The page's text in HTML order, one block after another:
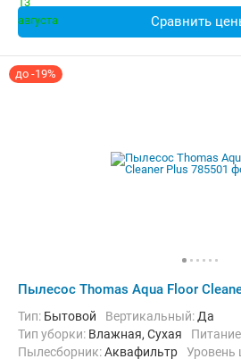
Сравнить
до -19%
Пылесос Thomas Aqua Floor
Тип: Бытовой Вертикальный: Да
Тип уборки: Влажная, Сухая
пылесборник:Аквафильтр